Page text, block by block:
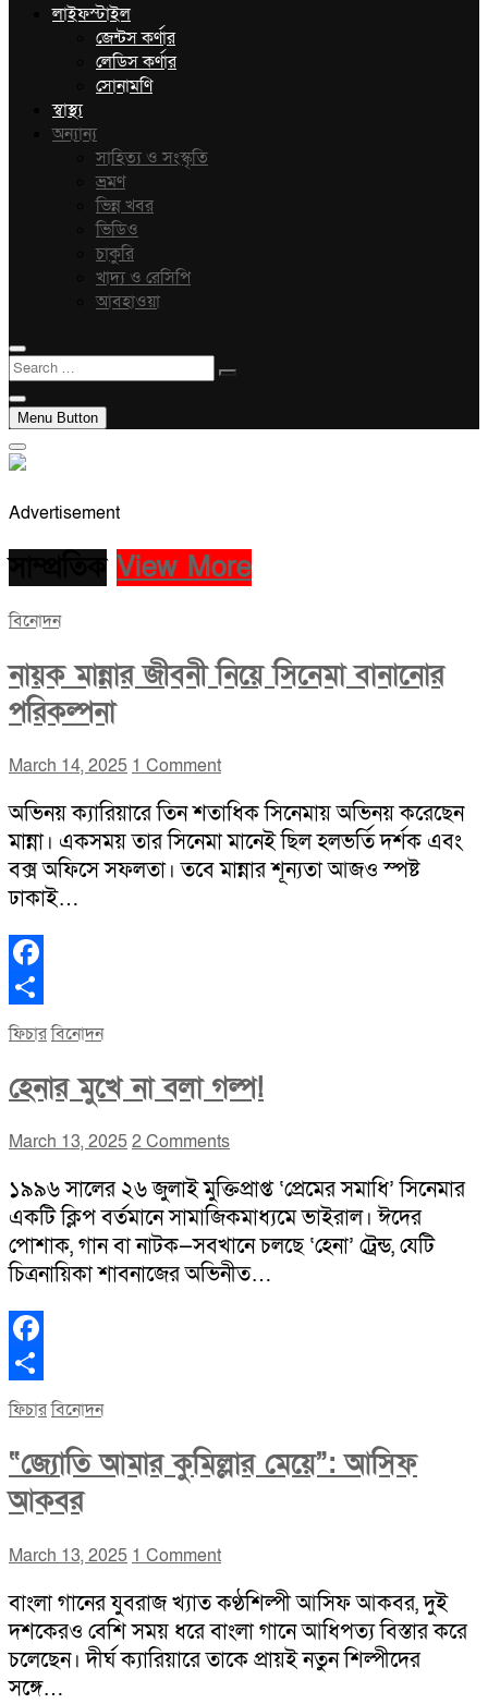
লাইফস্টাইল
জেন্টস কর্ণার
লেডিস কর্ণার
সোনামণি
স্বাস্থ্য
অন্যান্য
সাহিত্য ও সংস্কৃতি
ভ্রমণ
ভিন্ন খবর
ভিডিও
চাকুরি
খাদ্য ও রেসিপি
আবহাওয়া
Search
…
Menu Button
Advertisement
View More
বিনোদন
নায়ক মান্নার জীবনী নিয়ে সিনেমা বানানোর
পরিকল্পনা
March 14, 2025 1 Comment
অভিনয় ক্যারিয়ারে তিন শতাধিক সিনেমায় অভিনয় করেছেন
মান্না। একসময় তার সিনেমা মানেই ছিল হলভর্তি দর্শক এবং
বক্স অফিসে সফলতা। তবে মান্নার শূন্যতা আজও স্পষ্ট
ঢাকাই…
Facebook
Share
ফিচারবিনোদন
হেনার মুখে না বলা গল্প!
March 13, 20252 Comments
১৯৯৬ সালের ২৬ জুলাই মুক্তিপ্রাপ্ত ‘প্রেমের সমাধি’ সিনেমার
একটি ক্লিপ বর্তমানে সামাজিকমাধ্যমে ভাইরাল। ঈদের
পোশাক, গান বা নাটক—সবখানে চলছে ‘হেনা’ ট্রেন্ড, যেটি
চিত্রনায়িকা শাবনাজের অভিনীত…
Facebook
Share
ফিচারবিনোদন
“জ্যোতি আমার কুমিল্লার মেয়ে”: আসিফ
আকবর
March 13, 2025 1 Comment
বাংলা গানের যুবরাজ খ্যাত কণ্ঠশিল্পী আসিফ আকবর, দুই
দশকেরও বেশি সময় ধরে বাংলা গানে আধিপত্য বিস্তার করে
চলেছেন। দীর্ঘ ক্যারিয়ারে তাকে প্রায়ই নতুন শিল্পীদের
সঙ্গে…